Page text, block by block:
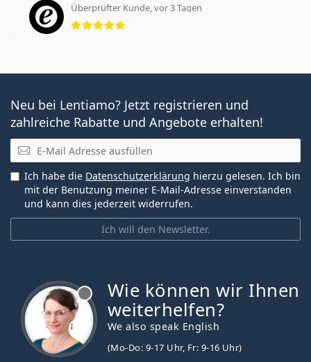
Überprüfter Kunde, vor 3 Tagen
Bewertung 5 aus 5
Neu bei Lentiamo? Jetzt registrieren und
zahlreiche Rabatte und Angebote erhalten!
E-Mail
Ich will den Newsletter.
Ich habe die Datenschutzerklärung hierzu gelesen. Ich bin
mit der Benutzung meiner E-Mail-Adresse einverstanden
und kann dies jederzeit widerrufen.
Wie können wir Ihnen
weiterhelfen?
We also speak English
(Mo-Do: 9-17 Uhr, Fr: 9-16 Uhr)